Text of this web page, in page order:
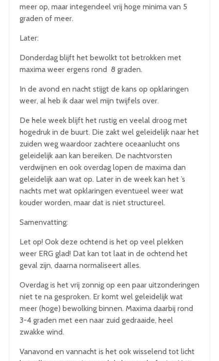
meer op, maar integendeel vrij hoge minima van 5
graden of meer.
Later:
Donderdag blijft het bewolkt tot betrokken met
maxima weer ergens rond 8 graden.
In de avond en nacht stijgt de kans op opklaringen
weer, al heb ik daar wel mijn twijfels over.
De hele week blijft het rustig en veelal droog met
hogedruk in de buurt. Die zakt wel geleidelijk naar het
zuiden weg waardoor zachtere oceaanlucht ons
geleidelijk aan kan bereiken. De nachtvorsten
verdwijnen en ook overdag lopen de maxima dan
geleidelijk aan wat op. Later in de week kan het ’s
nachts met wat opklaringen eventueel weer wat
kouder worden, maar dat is niet structureel.
Samenvatting:
Let op! Ook deze ochtend is het op veel plekken
weer ERG glad! Dat kan tot laat in de ochtend het
geval zijn, daarna normaliseert alles.
Overdag is het vrij zonnig op een paar uitzonderingen
niet te na gesproken. Er komt wel geleidelijk wat
meer (hoge) bewolking binnen. Maxima daarbij rond
3-4 graden met een naar zuid gedraaide, heel
zwakke wind.
Vanavond en vannacht is het ook wisselend tot licht